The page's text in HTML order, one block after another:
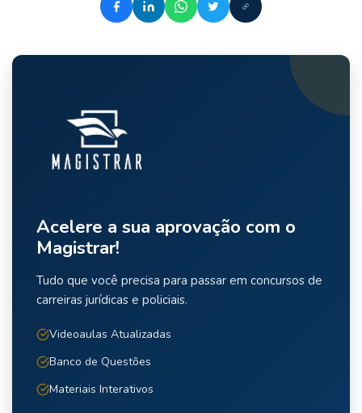
Acelere a sua aprovação com o
Magistrar!
Tudo que você precisa para passar em concursos de
carreiras jurídicas e policiais.
Videoaulas Atualizadas
Banco de Questões
Materiais Interativos